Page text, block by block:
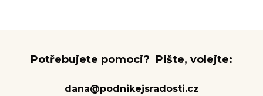
Potřebujete pomoci? Pište, volejte:
dana@podnikejsradosti.cz